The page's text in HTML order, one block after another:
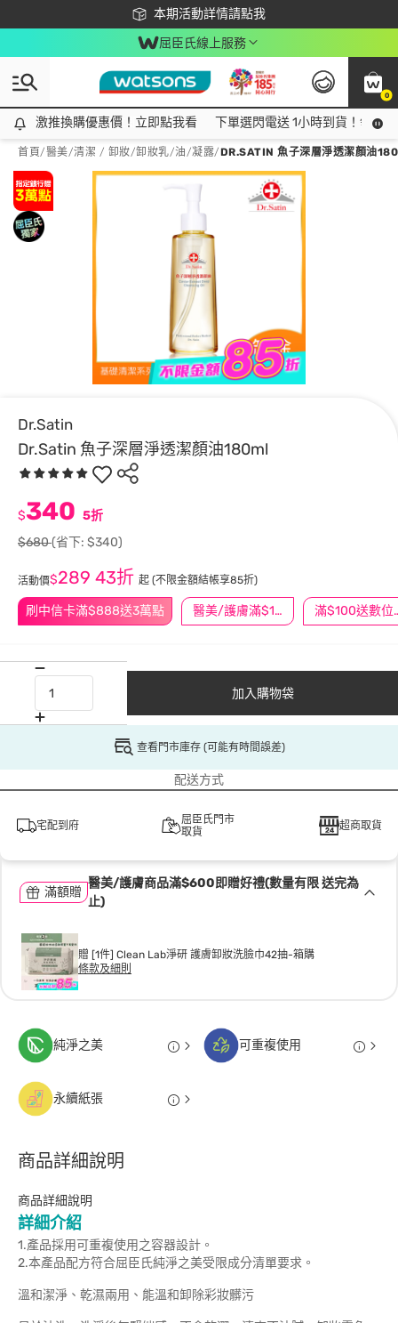
本期活動詳情請點我
下載app最高回饋$350
屈臣氏線上服務
0
激推換購優惠價！立即點我看
激推換購優惠價！立即點我看 下單選閃電送 1小時到貨！領神
首頁/醫美/清潔 / 卸妝/卸妝乳/油/凝露/DR.SATIN 魚子深層淨透潔顏油
Dr.Satin
Dr.Satin 魚子深層淨透潔顏油180ml
刷中信卡滿$888送3萬點 醫美/護膚滿$1200送$200 滿
$340 5折
$680(省下: $340)
活動價$289 43折 起 (不限金額結帳享85折)
加入購物袋
查看門市庫存 (可能有時間誤差)
配送方式
宅配到府
屈臣氏門市
取貨
超商取貨
滿額贈
醫美/護膚商品滿$600即贈好禮(數量有限 送完為
止)
贈 [1件] Clean Lab淨研 護膚卸妝洗臉巾42抽-箱購
條款及細則
純淨之美 可重複使用
永續紙張
商品詳細說明
商品詳細說明
詳細介紹
1.產品採用可重複使用之容器設計。
2.本產品配方符合屈臣氏純淨之美受限成分清單要求。
溫和潔淨、乾濕兩用、能溫和卸除彩妝髒污